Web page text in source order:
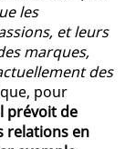
les
et leurs
marques,
des
pour
prévoit de
relations en